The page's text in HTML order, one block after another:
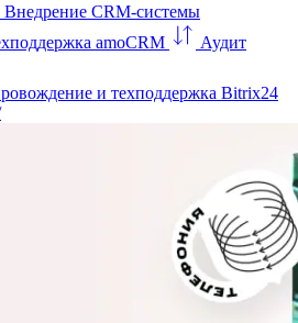
Внедрение CRM-системы
amoCRM
Аудит
и техподдержка Bitrix24